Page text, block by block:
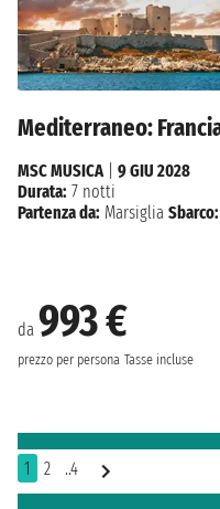
Mediterraneo:
da 993 €
prezzo per persona Tasse incluse
MSC MUSICA
9 GIU 2028
Durata: 7 notti
Partenza da: Marsiglia Sbarco:
1 2 ..4